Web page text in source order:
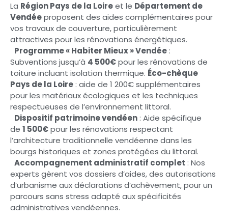
La Région Pays de la Loireet le Département de
Vendéeproposent des aides complémentaires pour
vos travaux de couverture, particulièrement
attractives pour les rénovations énergétiques.
Programme « Habiter Mieux » Vendée:
Subventions jusqu’à 4 500€pour les rénovations de
toiture incluant isolation thermique. Éco-chèque
Pays de la Loire: aide de 1 200€ supplémentaires
pour les matériaux écologiques et les techniques
respectueuses de l’environnement littoral.
Dispositif patrimoine vendéen: Aide spécifique
de 1 500€pour les rénovations respectant
l’architecture traditionnelle vendéenne dans les
bourgs historiques et zones protégées du littoral.
Accompagnement administratif complet : Nos
experts gèrent vos dossiers d’aides, des autorisations
d’urbanisme aux déclarations d’achèvement, pour un
parcours sans stress adapté aux spécificités
administratives vendéennes.